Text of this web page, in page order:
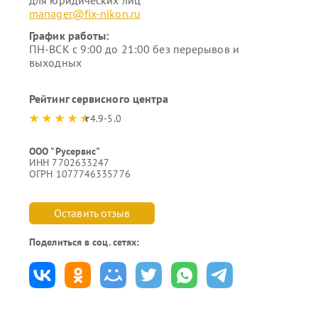
manager@fix-nikon.ru
График работы:
ПН-ВСК с 9:00 до 21:00 без перерывов и
выходных
Рейтинг сервисного центра
4.9-5.0
ООО "Русервис"
ИНН 7702633247
ОГРН 1077746335776
Оставить отзыв
Поделиться в соц. сетях: